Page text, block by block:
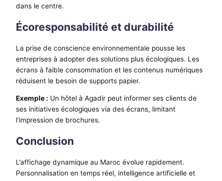
dans le centre.
Écoresponsabilité et durabilité
La prise de conscience environnementale pousse les
entreprises à adopter des solutions plus écologiques. Les
écrans à faible consommation et les contenus numériques
réduisent le besoin de supports papier.
Exemple : Un hôtel à Agadir peut informer ses clients de
ses initiatives écologiques via des écrans, limitant
l’impression de brochures.
Conclusion
L’affichage dynamique au Maroc évolue rapidement.
Personnalisation en temps réel, intelligence artificielle et